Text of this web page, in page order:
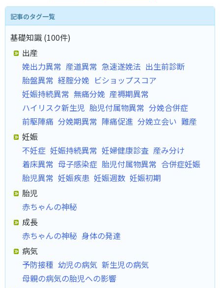
記事のタグ一覧
基礎知識 (100件)
出産
娩出力異常 産道異常 急速遂娩法 出生前診断
胎盤異常 経腟分娩 ビショップスコア
妊娠持続異常 無痛分娩 産褥期異常
ハイリスク新生児 胎児付属物異常 分娩合併症
前駆陣痛 分娩期異常 陣痛促進 分娩立会い 難産
妊娠
不妊症 妊娠持続異常 妊婦健康診査 産み分け
着床異常 母子感染症 胎児付属物異常 合併症妊娠
胎児異常 妊娠疾患 妊娠週数 妊娠初期
胎児
赤ちゃんの神秘
成長
赤ちゃんの神秘 身体の発達
病気
予防接種 幼児の病気 新生児の病気
母親の病気の胎児への影響